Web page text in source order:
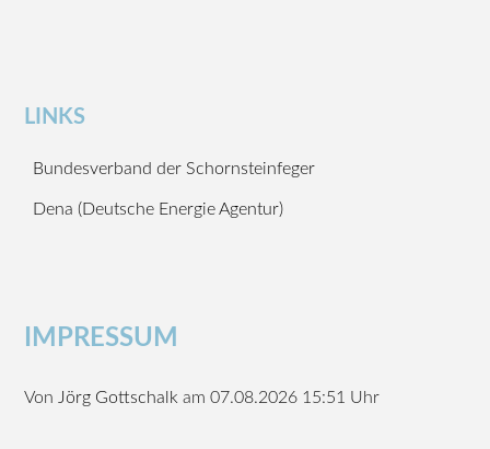
LINKS
Bundesverband der Schornsteinfeger
Dena (Deutsche Energie Agentur)
IMPRESSUM
Von Jörg Gottschalk am 07.08.2026 15:51 Uhr